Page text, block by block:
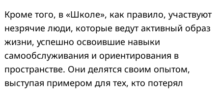
Кроме того, в «Школе», как правило, участвуют
незрячие люди, которые ведут активный образ
жизни, успешно освоившие навыки
самообслуживания и ориентирования в
пространстве. Они делятся своим опытом,
выступая примером для тех, кто потерял